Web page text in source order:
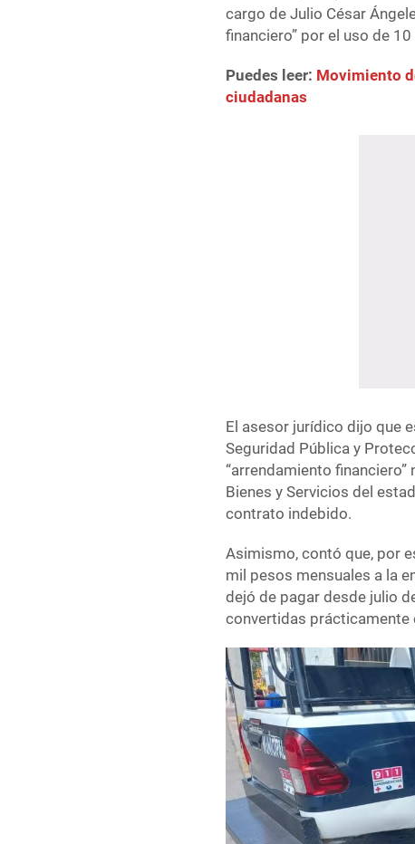
cargo de Julio César
financiero” por el uso de
Puedes leer: Movimiento
ciudadanas
El asesor jurídico dijo que
Seguridad Pública y
“arrendamiento
Bienes y Servicios del
contrato indebido.
Asimismo, contó que, por
mil pesos mensuales a la
dejó de pagar desde julio
convertidas prácticamente